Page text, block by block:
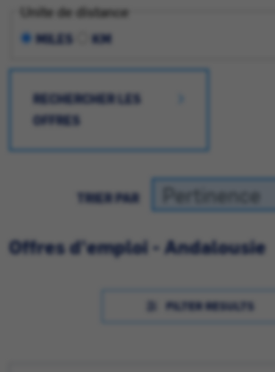
Unite de distance
MILES KM
RECHERCHER LES
OFFRES
TRIER PAR
Offres d'emploi - Andalousie
FILTER RESULTS